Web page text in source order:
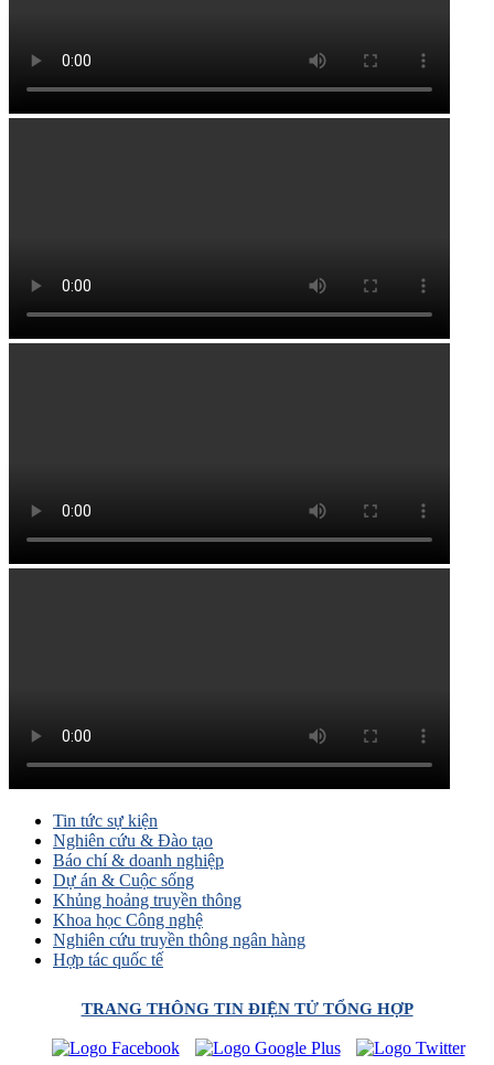
Tin tức sự kiện
Nghiên cứu & Đào tạo
Báo chí & doanh nghiệp
Dự án & Cuộc sống
Khủng hoảng truyền thông
Khoa học Công nghệ
Nghiên cứu truyền thông ngân hàng
Hợp tác quốc tế
TRANG THÔNG TIN ĐIỆN TỬ TỔNG HỢP